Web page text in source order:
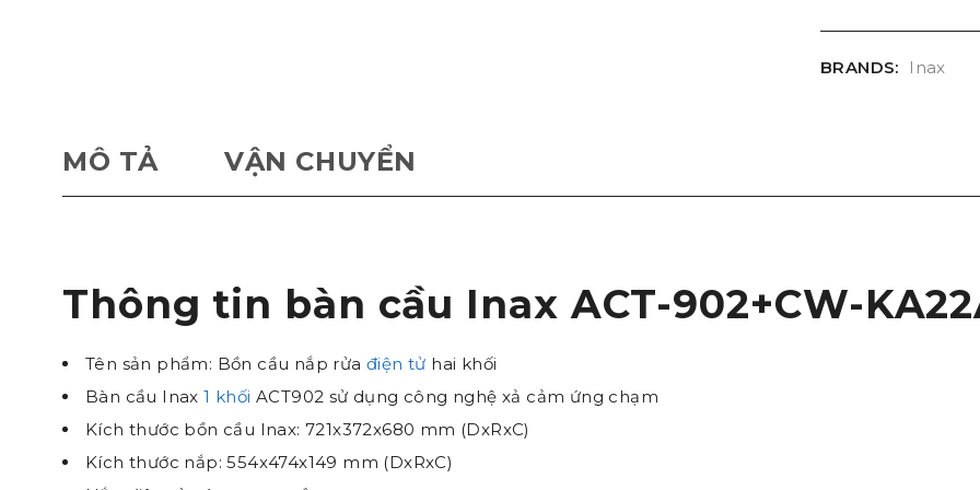
BRANDS: Inax
MÔ TẢ VẬN CHUYỂN
Thông tin bàn cầu Inax ACT-902+CW-
Tên sản phẩm: Bồn cầu nắp rửa điện tử hai khối
Bàn cầu Inax1 khối ACT902 sử dụng công nghệ xả cảm ứng chạm
Kích thước bồn cầu Inax: 721x372x680 mm (DxRxC)
Kích thước nắp: 554x474x149 mm (DxRxC)